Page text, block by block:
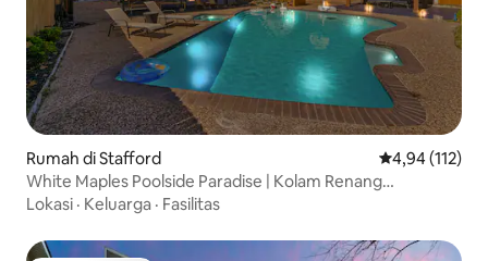
Rumah di Stafford Nilai rata-rata
4,94 (112)
White Maples Poolside Paradise | Kolam Renang
Berpemanas - Spa!
Lokasi · Keluarga · Fasilitas